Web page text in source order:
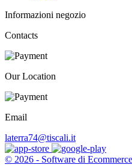
Informazioni negozio
Contacts
Our Location
Email
laterra74@tiscali.it
© 2026 - Software di